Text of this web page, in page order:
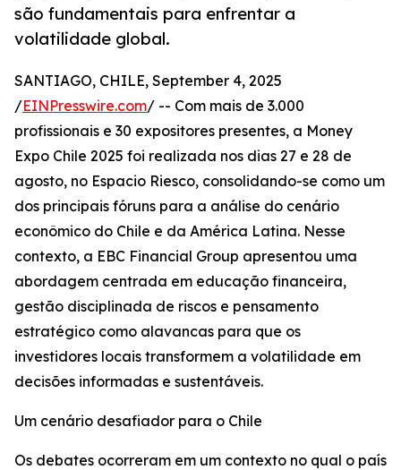
são fundamentais para enfrentar a
volatilidade global.
SANTIAGO, CHILE, September 4, 2025
/EINPresswire.com/ -- Com mais de 3.000
profissionais e 30 expositores presentes, a Money
Expo Chile 2025 foi realizada nos dias 27 e 28 de
agosto, no Espacio Riesco, consolidando-se como um
dos principais fóruns para a análise do cenário
econômico do Chile e da América Latina. Nesse
contexto, a EBC Financial Group apresentou uma
abordagem centrada em educação financeira,
gestão disciplinada de riscos e pensamento
estratégico como alavancas para que os
investidores locais transformem a volatilidade em
decisões informadas e sustentáveis.
Um cenário desafiador para o Chile
Os debates ocorreram em um contexto no qual o país